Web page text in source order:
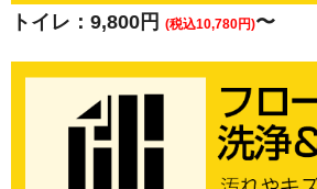
トイレ：9,800円 (税込10,780円)〜